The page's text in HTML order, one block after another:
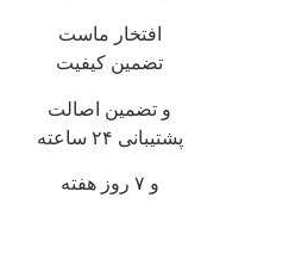
افتخار ماست
تضمین کیفیت
و تضمین اصالت
پشتیبانی ۲۴ ساعته
و ۷ روز هفته